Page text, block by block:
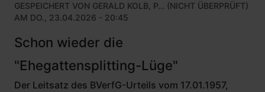
GESPEICHERT VON GERALD KOLB, P… (NICHT ÜBERPRÜFT)
AM DO., 23.04.2026 - 20:45
Schon wieder die
"Ehegattensplitting-Lüge"
Der Leitsatz des BVerfG-Urteils vom 17.01.1957,